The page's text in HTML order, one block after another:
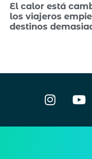
El calor está
los viajeros
destinos